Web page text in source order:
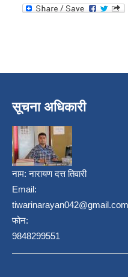
सूचना अधिकारी
नाम:नारायण दत्त तिवारी
Email:
tiwarinarayan042@gmail.com
फोन:
9848299551